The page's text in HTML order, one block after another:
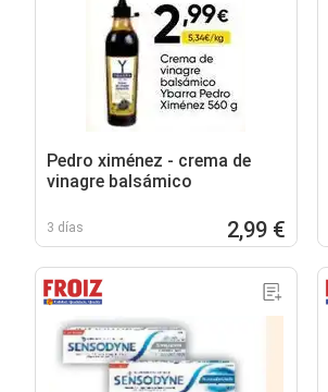
Pedro ximénez - crema de
vinagre balsámico
3 días 2,99 €